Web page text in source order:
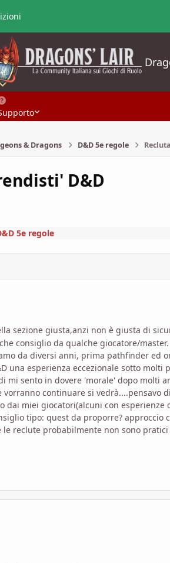
& Dragons D&D 5e regole
D&D
5e regole
sezione giusta,anzi non è giusta di
consiglio da qualche giocatore/master.
da diversi anni, prima pathfinder ed
una esperienza eccezionale sotto
mi sento in dovere 'morale' dopo molti
continuare si vedrà....pensavo
dai miei giocatori(alcuni con esperienze
tipo: quest da proporre? approccio
reclute probabilmente non sono